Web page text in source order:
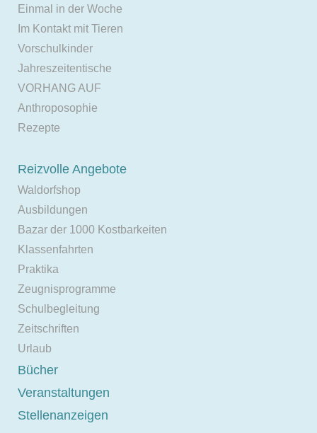
Einmal in der Woche
Im Kontakt mit Tieren
Vorschulkinder
Jahreszeitentische
VORHANG AUF
Anthroposophie
Rezepte
Reizvolle Angebote
Waldorfshop
Ausbildungen
Bazar der 1000 Kostbarkeiten
Klassenfahrten
Praktika
Zeugnisprogramme
Schulbegleitung
Zeitschriften
Urlaub
Bücher
Veranstaltungen
Stellenanzeigen